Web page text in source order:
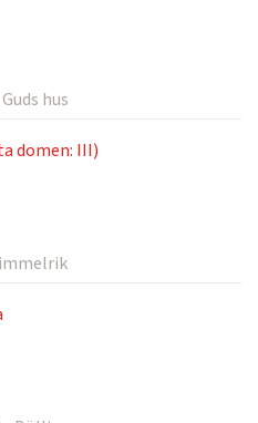
hus
domen: III)